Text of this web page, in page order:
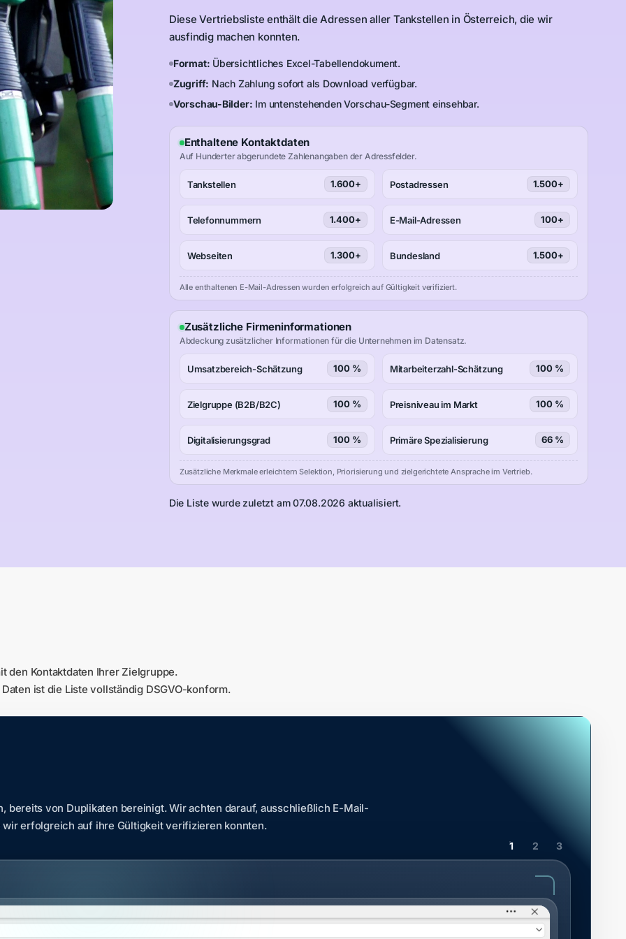
Diese Vertriebsliste enthält die Adressen aller Tankstellen in Österreich, die wir
ausfindig machen konnten.
Format: Übersichtliches Excel-Tabellendokument.
Zugriff: Nach Zahlung sofort als Download verfügbar.
Vorschau-Bilder: Im untenstehenden Vorschau-Segment einsehbar.
Enthaltene Kontaktdaten
Auf Hunderter abgerundete Zahlenangaben der Adressfelder.
Tankstellen 1.600+ Postadressen 1.500+
Telefonnummern 1.400+ E-Mail-Adressen 100+
Webseiten 1.300+ Bundesland 1.500+
Alle enthaltenen E-Mail-Adressen wurden erfolgreich auf Gültigkeit verifiziert.
Zusätzliche Firmeninformationen
Abdeckung zusätzlicher Informationen für die Unternehmen im Datensatz.
Umsatzbereich-Schätzung 100 % Mitarbeiterzahl-Schätzung 100 %
Zielgruppe (B2B/B2C) 100 % Preisniveau im Markt 100 %
Digitalisierungsgrad 100 % Primäre Spezialisierung 66 %
Zusätzliche Merkmale erleichtern Selektion, Priorisierung und zielgerichtete Ansprache im Vertrieb.
Die Liste wurde zuletzt am 07.08.2026 aktualisiert.
den Kontaktdaten Ihrer Zielgruppe.
ist die Liste vollständig DSGVO-konform.
1 2 3
bereits von Duplikaten bereinigt. Wir achten darauf, ausschließlich E-Mail-
erfolgreich auf ihre Gültigkeit verifizieren konnten.